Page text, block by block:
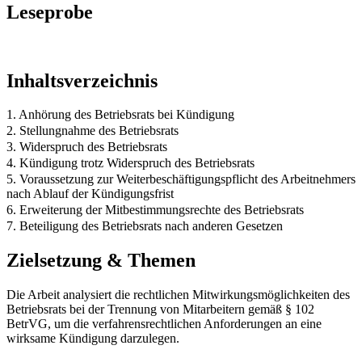
Leseprobe
Inhaltsverzeichnis
1. Anhörung des Betriebsrats bei Kündigung
2. Stellungnahme des Betriebsrats
3. Widerspruch des Betriebsrats
4. Kündigung trotz Widerspruch des Betriebsrats
5. Voraussetzung zur Weiterbeschäftigungspflicht des Arbeitnehmers
nach Ablauf der Kündigungsfrist
6. Erweiterung der Mitbestimmungsrechte des Betriebsrats
7. Beteiligung des Betriebsrats nach anderen Gesetzen
Zielsetzung & Themen
Die Arbeit analysiert die rechtlichen Mitwirkungsmöglichkeiten des
Betriebsrats bei der Trennung von Mitarbeitern gemäß § 102
BetrVG, um die verfahrensrechtlichen Anforderungen an eine
wirksame Kündigung darzulegen.